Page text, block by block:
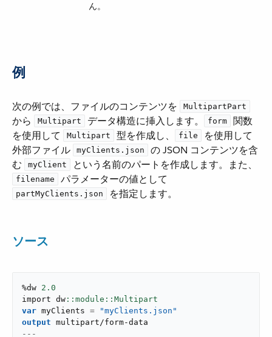
ん。
例
次の例では、ファイルのコンテンツを ​ MultipartPart
から ​
Multipart ​ データ構造に挿入します。​ form
​ 関数
を使用して ​
Multipart ​ 型を作成し、​ file
​ を使用して
外部ファイル ​
myClients.json
​ の JSON コンテンツを含
む ​
myClient ​ という名前のパートを作成します。また、​
filename ​ パラメーターの値として ​
partMyClients.json ​ を指定します。
ソース
%dw 2.0
import dw
var myClients =
"myClients.json"
output multipart/form-data
---